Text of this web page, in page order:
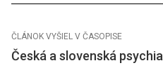
ČLÁNOK VYŠIEL V ČASOPISE
Česká a slovenská